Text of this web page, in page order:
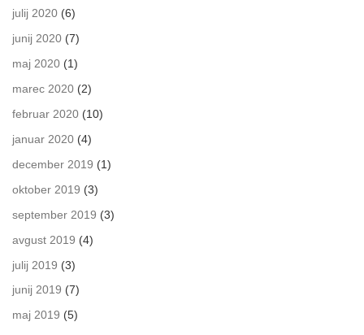
julij 2020 (6)
junij 2020 (7)
maj 2020 (1)
marec 2020 (2)
februar 2020 (10)
januar 2020 (4)
december 2019 (1)
oktober 2019 (3)
september 2019 (3)
avgust 2019 (4)
julij 2019 (3)
junij 2019 (7)
maj 2019 (5)